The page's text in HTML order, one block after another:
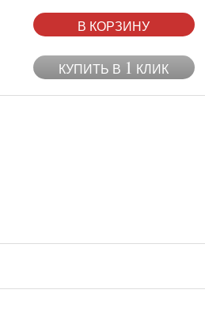
В КОРЗИНУ
КУПИТЬ В 1 КЛИК